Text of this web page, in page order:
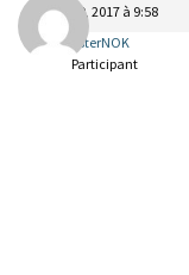
juin 29, 2017 à 9:58
MisterNOK
Participant